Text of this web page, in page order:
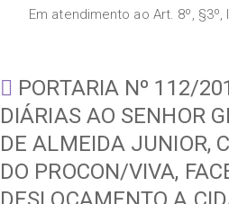
Em atendimento ao Art. 8º, §3º,
PORTARIA Nº 112/
DIÁRIAS AO SENHOR
DE ALMEIDA JUNIOR,
DO PROCON/VIVA,